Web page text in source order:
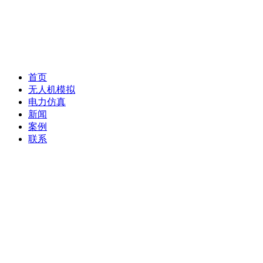
首页
无人机模拟
电力仿真
新闻
案例
联系